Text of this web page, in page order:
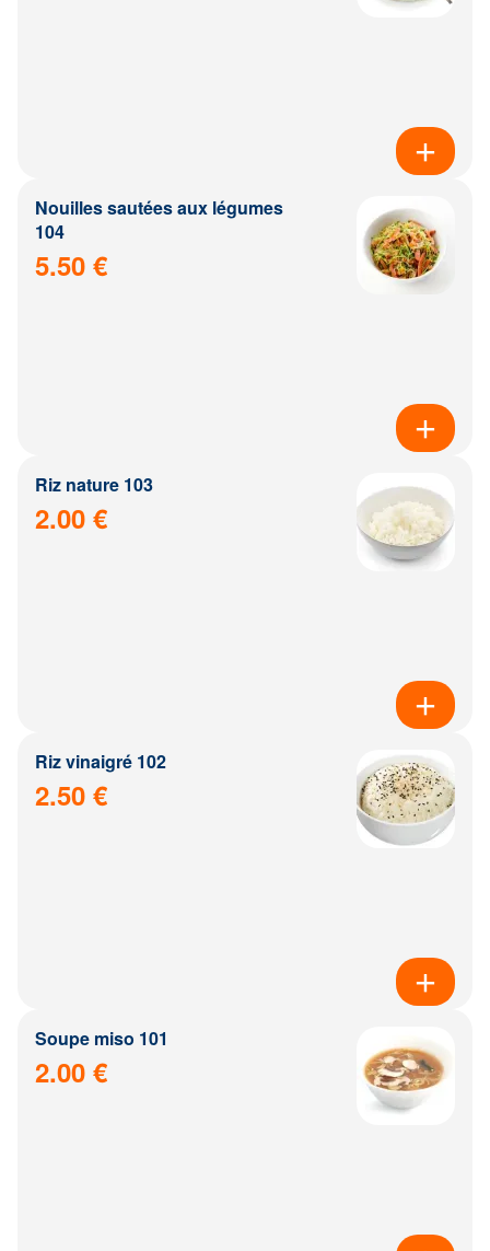
Nouilles sautées aux légumes
104
5.50 €
Riz nature 103
2.00 €
Riz vinaigré 102
2.50 €
Soupe miso 101
2.00 €